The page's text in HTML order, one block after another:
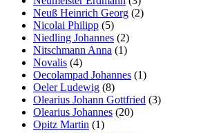
Neuß Heinrich Georg (2)
Nicolai Philipp (5)
Niedling Johannes (2)
Nitschmann Anna (1)
Novalis (4)
Oecolampad Johannes (1)
Oeler Ludewig (8)
Olearius Johann Gottfried (3)
Olearius Johannes (20)
Opitz Martin (1)